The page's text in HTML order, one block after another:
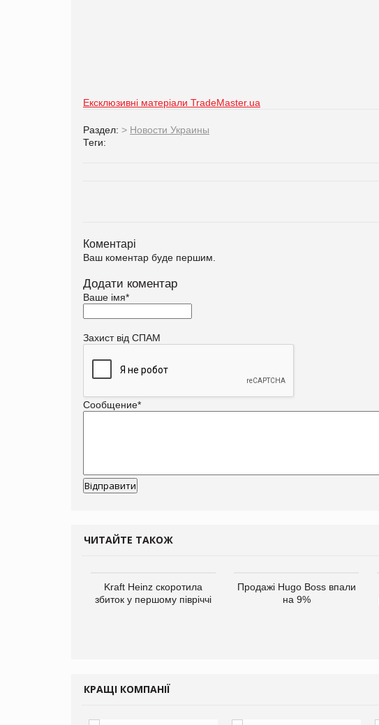
Ексклюзивні матеріали TradeMaster.ua
Раздел: > Новости Украины
Теги:
Коментарі
Ваш коментар буде першим.
Додати коментар
Ваше імя*
Захист від СПАМ
Сообщение*
ЧИТАЙТЕ ТАКОЖ
Kraft Heinz скоротила
збиток у першому півріччі
Продажі Hugo Boss впали
на 9%
КРАЩІ КОМПАНІЇ